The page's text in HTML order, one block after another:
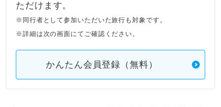
ただけます。
※同行者として参加いただいた旅行も対象です。
※詳細は次の画面にてご確認ください。
かんたん会員登録（無料）